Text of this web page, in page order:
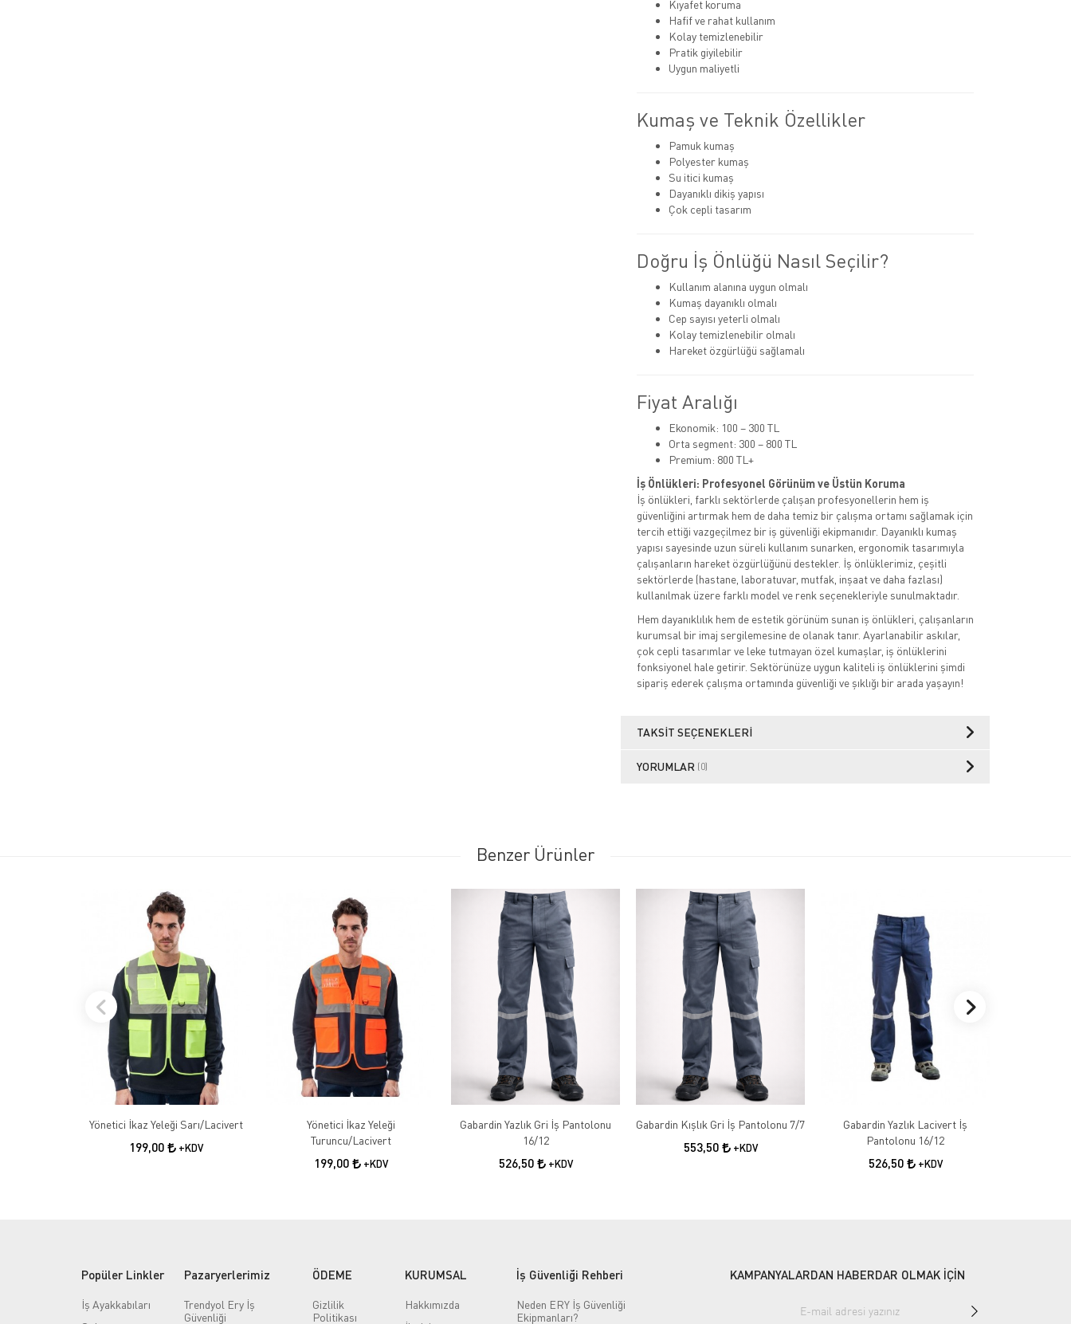
Kıyafet koruma
Hafif ve rahat kullanım
Kolay temizlenebilir
Pratik giyilebilir
Uygun maliyetli
Kumaş ve Teknik Özellikler
Pamuk kumaş
Polyester kumaş
Su itici kumaş
Dayanıklı dikiş yapısı
Çok cepli tasarım
Doğru İş Önlüğü Nasıl Seçilir?
Kullanım alanına uygun olmalı
Kumaş dayanıklı olmalı
Cep sayısı yeterli olmalı
Kolay temizlenebilir olmalı
Hareket özgürlüğü sağlamalı
Fiyat Aralığı
Ekonomik: 100 – 300 TL
Orta segment: 300 – 800 TL
Premium: 800 TL+
İş Önlükleri: Profesyonel Görünüm ve Üstün Koruma
İş önlükleri, farklı sektörlerde çalışan profesyonellerin hem iş
güvenliğini artırmak hem de daha temiz bir çalışma ortamı sağlamak için
tercih ettiği vazgeçilmez bir iş güvenliği ekipmanıdır. Dayanıklı kumaş
yapısı sayesinde uzun süreli kullanım sunarken, ergonomik tasarımıyla
çalışanların hareket özgürlüğünü destekler. İş önlüklerimiz, çeşitli
sektörlerde (hastane, laboratuvar, mutfak, inşaat ve daha fazlası)
kullanılmak üzere farklı model ve renk seçenekleriyle sunulmaktadır.
Hem dayanıklılık hem de estetik görünüm sunan iş önlükleri, çalışanların
kurumsal bir imaj sergilemesine de olanak tanır. Ayarlanabilir askılar,
çok cepli tasarımlar ve leke tutmayan özel kumaşlar, iş önlüklerini
fonksiyonel hale getirir. Sektörünüze uygun kaliteli iş önlüklerini şimdi
sipariş ederek çalışma ortamında güvenliği ve şıklığı bir arada yaşayın!
TAKSIT SEÇENEKLERI
YORUMLAR (0)
Benzer Ürünler
Yönetici İkaz Yeleği Sarı/Lacivert
199,00 +KDV
Yönetici İkaz Yeleği
Turuncu/Lacivert
199,00 +KDV
Gabardin Yazlık Gri İş Pantolonu
16/12
526,50 +KDV
Gabardin Kışlık Gri İş Pantolonu 7/7
553,50 +KDV
Gabardin Yazlık Lacivert İş
Pantolonu 16/12
526,50 +KDV
Popüler Linkler
İş Ayakkabıları
Pazaryerlerimiz
Trendyol Ery İş
Güvenliği
ÖDEME
Gizlilik
Politikası
KURUMSAL
Hakkımızda
İş Güvenliği Rehberi
Neden ERY İş Güvenliği
Ekipmanları?
KAMPANYALARDAN HABERDAR OLMAK İÇİN